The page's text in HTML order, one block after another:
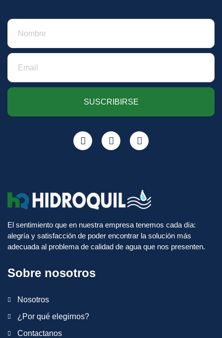
SUSCRIBIRSE
El sentimiento que en nuestra empresa tenemos cada día:
alegría y satisfacción de poder encontrar la solución más
adecuada al problema de calidad de agua que nos presenten.
Sobre nosotros
Nosotros
¿Por qué elegirnos?
Contactanos